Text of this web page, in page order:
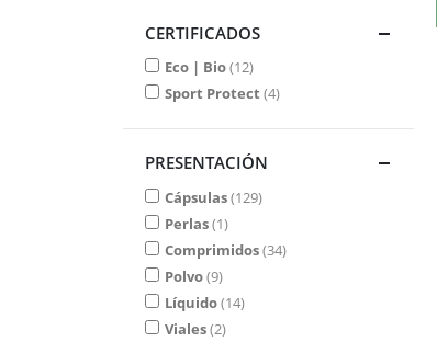
CERTIFICADOS
Eco | Bio 12
Sport Protect 4
PRESENTACIÓN
Cápsulas 129
Perlas 1
Comprimidos 34
Polvo 9
Líquido 14
Viales 2